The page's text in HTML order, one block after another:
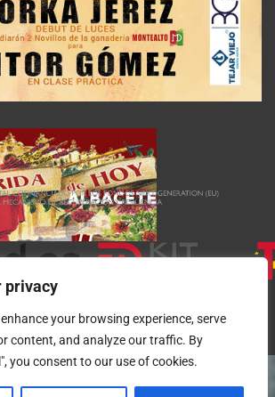
privacy
your browsing experience, serve
content, and analyze our traffic. By
you consent to our use of cookies.